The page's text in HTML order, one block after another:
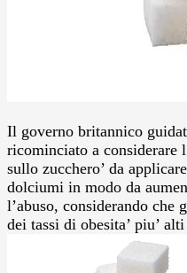
Il governo britannico
ricominciato a considerare
sullo zucchero’ da
dolciumi in modo da
l’abuso, considerando che
dei tassi di obesita’ piu’